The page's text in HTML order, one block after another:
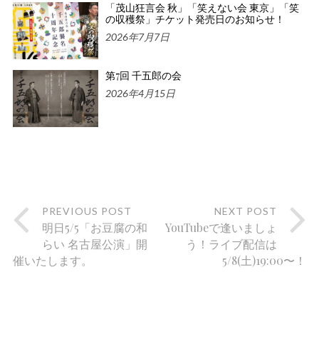
「茂山狂言会 秋」「笑えない会 東京」「笑
の収穫祭」チケット発売日のお知らせ！
2026年7月7日
第7回 千五郎の会
2026年4月15日
PREVIOUS POST
明日5/5「お豆腐の和
らい 名古屋公演」開
催いたします。
NEXT POST
YouTubeで逢いましょ
う！ライブ配信は
5/8(土)19:00〜！